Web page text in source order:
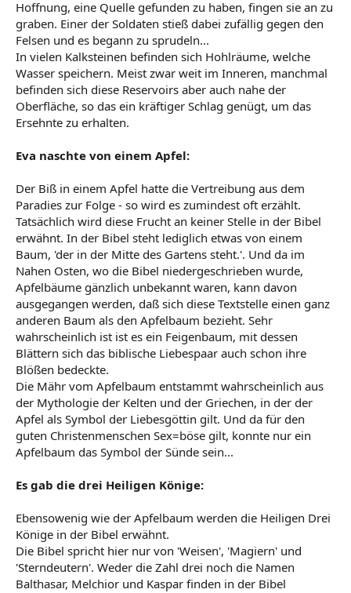
Hoffnung, eine Quelle gefunden zu haben, fingen sie an zu
graben. Einer der Soldaten stieß dabei zufällig gegen den
Felsen und es begann zu sprudeln...
In vielen Kalksteinen befinden sich Hohlräume, welche
Wasser speichern. Meist zwar weit im Inneren, manchmal
befinden sich diese Reservoirs aber auch nahe der
Oberfläche, so das ein kräftiger Schlag genügt, um das
Ersehnte zu erhalten.
Eva naschte von einem Apfel:
Der Biß in einem Apfel hatte die Vertreibung aus dem
Paradies zur Folge - so wird es zumindest oft erzählt.
Tatsächlich wird diese Frucht an keiner Stelle in der Bibel
erwähnt. In der Bibel steht lediglich etwas von einem
Baum, 'der in der Mitte des Gartens steht.'. Und da im
Nahen Osten, wo die Bibel niedergeschrieben wurde,
Apfelbäume gänzlich unbekannt waren, kann davon
ausgegangen werden, daß sich diese Textstelle einen ganz
anderen Baum als den Apfelbaum bezieht. Sehr
wahrscheinlich ist ist es ein Feigenbaum, mit dessen
Blättern sich das biblische Liebespaar auch schon ihre
Blößen bedeckte.
Die Mähr vom Apfelbaum entstammt wahrscheinlich aus
der Mythologie der Kelten und der Griechen, in der der
Apfel als Symbol der Liebesgöttin gilt. Und da für den
guten Christenmenschen Sex=böse gilt, konnte nur ein
Apfelbaum das Symbol der Sünde sein...
Es gab die drei Heiligen Könige:
Ebensowenig wie der Apfelbaum werden die Heiligen Drei
Könige in der Bibel erwähnt.
Die Bibel spricht hier nur von 'Weisen', 'Magiern' und
'Sterndeutern'. Weder die Zahl drei noch die Namen
Balthasar, Melchior und Kaspar finden in der Bibel